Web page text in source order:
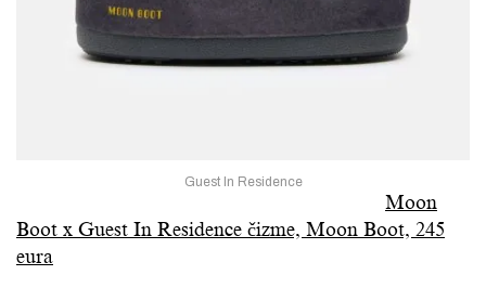
Guest In Residence
Moon
Boot x Guest In Residence čizme, Moon Boot, 245
eura